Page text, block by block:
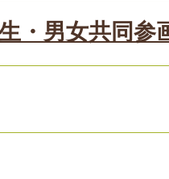
・男女共同参